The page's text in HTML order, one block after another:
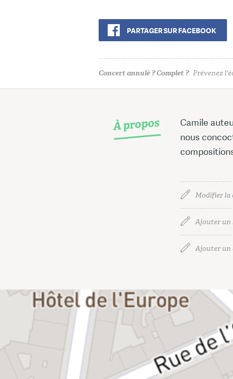
PARTAGER SUR FACEBOOK
Concert annulé ? Complet ? Prévenez
À propos
Camile
nous
Modifier la
Ajouter un
Ajouter un